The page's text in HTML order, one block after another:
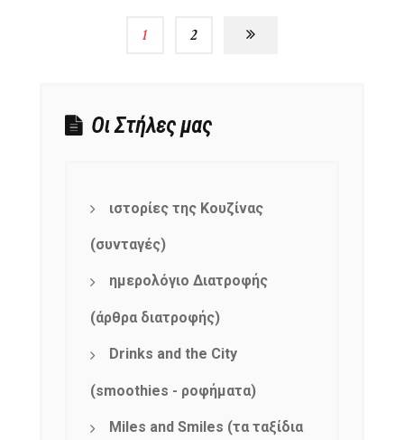
1 2
Οι Στήλες μας
ιστορίες της Κουζίνας
(συνταγές)
ημερολόγιο Διατροφής
(άρθρα διατροφής)
Drinks and the City
(smoothies - ροφήματα)
Miles and Smiles (τα ταξίδια